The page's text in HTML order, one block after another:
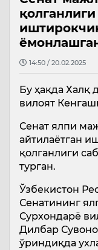
14:50 / 20.02.2025
Бу ҳақда Халқ
вилоят
Сенат ялпи
айтилаётган
қолганлиги
турган.
Ўзбекистон
Сенатининг
Сурхондарё
Дилбар
ўриндиқда